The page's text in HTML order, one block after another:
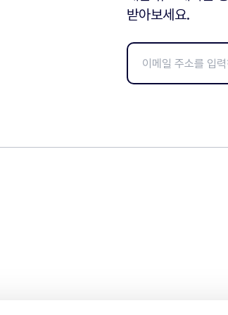
받아보세요.